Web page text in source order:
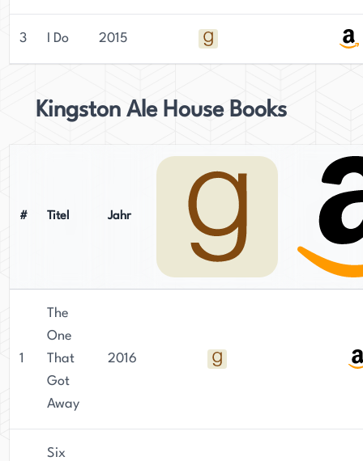
3 I Do 2015
Kingston Ale House Books
# Titel Jahr
1
The
One
That
Got
Away
2016
Six